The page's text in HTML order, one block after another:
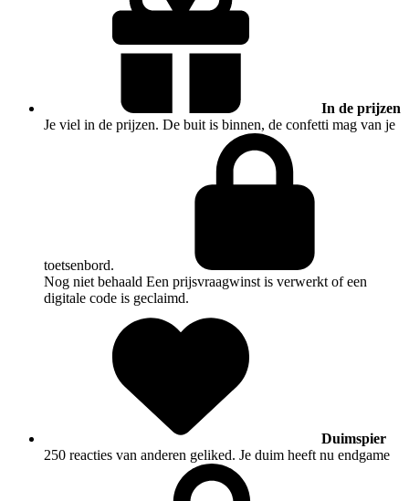
In de prijzen
Je viel in de prijzen. De buit is binnen, de confetti mag van je
toetsenbord.
Nog niet behaald Een prijsvraagwinst is verwerkt of een
digitale code is geclaimd.
Duimspier
250 reacties van anderen geliked. Je duim heeft nu endgame